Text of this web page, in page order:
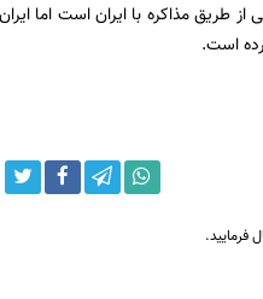
طریق مذاکره با ایران است اما
است.
فرمایید.